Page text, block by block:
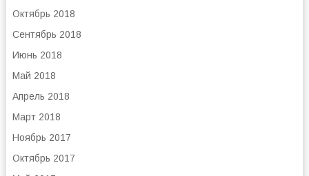
Октябрь 2018
Сентябрь 2018
Июнь 2018
Май 2018
Апрель 2018
Март 2018
Ноябрь 2017
Октябрь 2017